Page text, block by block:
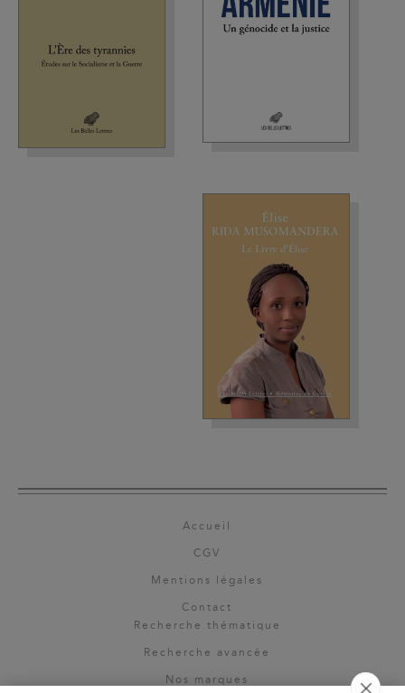
Accueil
CGV
Mentions légales
Contact
Recherche thématique
Recherche avancée
Nos marques